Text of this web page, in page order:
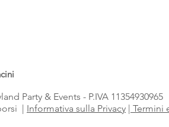
Party & Events - P.IVA 11354930965
| Informativa sulla Privacy | Termini